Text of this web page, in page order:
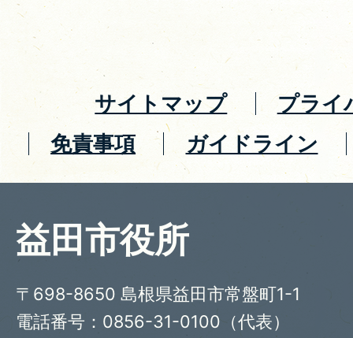
サイトマップ
プライ
免責事項
ガイドライン
益田市役所
〒698-8650 島根県益田市常盤町1-1
電話番号：0856-31-0100（代表）